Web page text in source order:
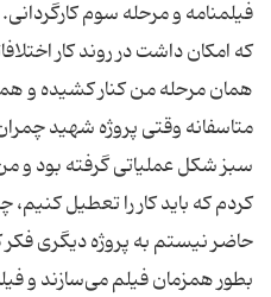
فیلمنامه و مرحله سوم
كه امكان داشت در روند كار
همان مرحله من كنار كشیده و
متاسفانه وقتی پروژه شهید
سبز شكل عملیاتی گرفته بود و
كردم كه باید كار را تعطیل
حاضر نیستم به پروژه دیگری فكر
بطور همزمان فیلم می‌سازند و